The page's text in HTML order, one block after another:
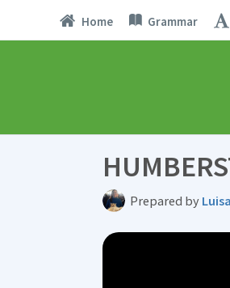
Home Grammar
Prepared by